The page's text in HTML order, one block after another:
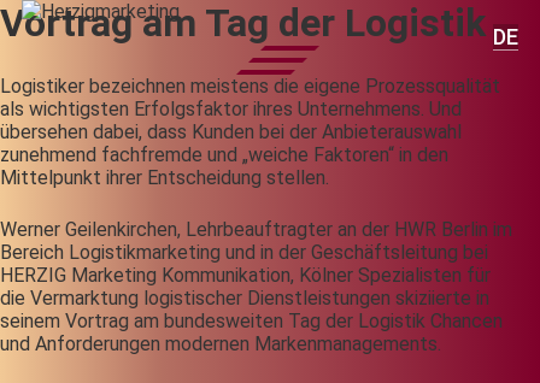
DE
Vortrag am Tag der Logistik
Logistiker bezeichnen meistens die eigene Prozessqualität
als wichtigsten Erfolgsfaktor ihres Unternehmens. Und
übersehen dabei, dass Kunden bei der Anbieterauswahl
zunehmend fachfremde und „weiche Faktoren“ in den
Mittelpunkt ihrer Entscheidung stellen.
Werner Geilenkirchen, Lehrbeauftragter an der HWR Berlin im
Bereich Logistikmarketing und in der Geschäftsleitung bei
HERZIG Marketing Kommunikation, Kölner Spezialisten für
die Vermarktung logistischer Dienstleistungen skiziierte in
seinem Vortrag am bundesweiten Tag der Logistik Chancen
und Anforderungen modernen Markenmanagements.